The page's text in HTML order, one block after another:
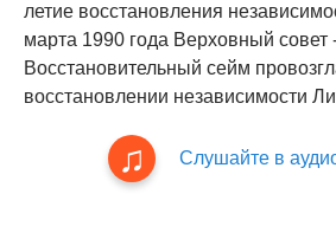
летие восстановления
марта 1990 года Верховный совет
Восстановительный сейм
восстановлении независимости
Слушайте в